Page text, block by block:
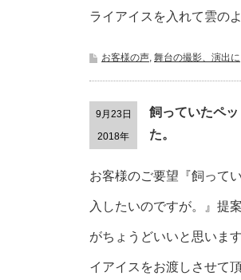
ライアイスを入れて雲の
お客様の声, 舞台の撮影、演出に
9月23日
2018年
飼っていたペ
た。
お客様のご要望『飼って
入したいのですが。』提
がちょうどいいと思いま
イアイスをお渡しさせて